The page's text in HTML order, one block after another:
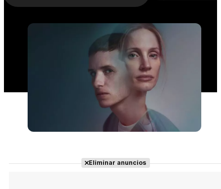
Eliminar anuncios